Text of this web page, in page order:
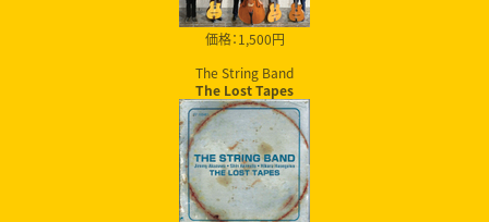
価格：1,500円
The String Band
The Lost Tapes